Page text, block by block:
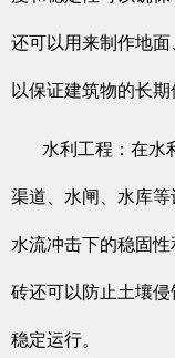
还可以用来制作地
以保证建筑物的长期
水利工程：在水
渠道、水闸、水库
水流冲击下的稳固
砖还可以防止土壤
稳定运行。